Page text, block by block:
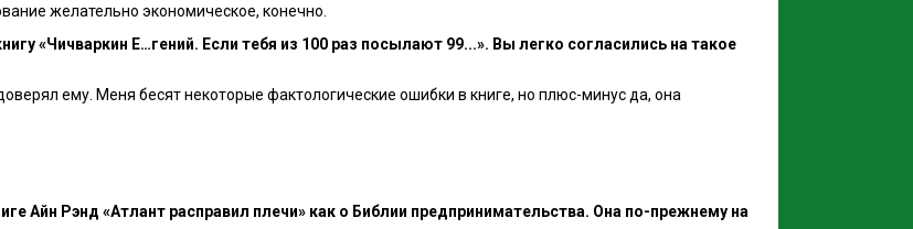
желательно экономическое, конечно.
«Чичваркин Е…гений. Если тебя из 100 раз посылают 99...». Вы легко согласились на такое
ему. Меня бесят некоторые фактологические ошибки в книге, но плюс-минус да, она
Айн Рэнд «Атлант расправил плечи» как о Библии предпринимательства. Она по-прежнему на